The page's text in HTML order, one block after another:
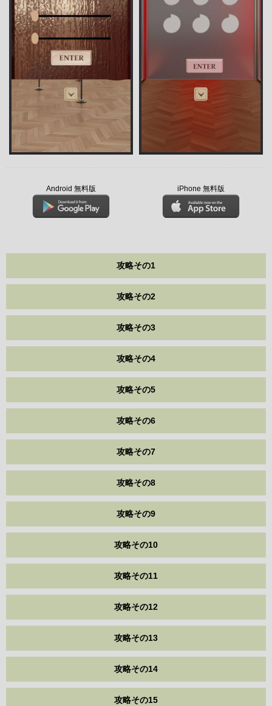
Android 無料版 iPhone 無料版
攻略その1
攻略その2
攻略その3
攻略その4
攻略その5
攻略その6
攻略その7
攻略その8
攻略その9
攻略その10
攻略その11
攻略その12
攻略その13
攻略その14
攻略その15